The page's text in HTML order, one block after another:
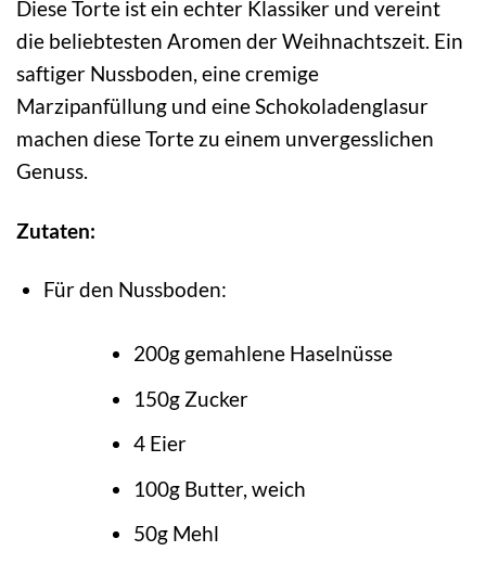
Diese Torte ist ein echter Klassiker und vereint
die beliebtesten Aromen der Weihnachtszeit. Ein
saftiger Nussboden, eine cremige
Marzipanfüllung und eine Schokoladenglasur
machen diese Torte zu einem unvergesslichen
Genuss.
Zutaten:
Für den Nussboden:
200g gemahlene Haselnüsse
150g Zucker
4 Eier
100g Butter, weich
50g Mehl